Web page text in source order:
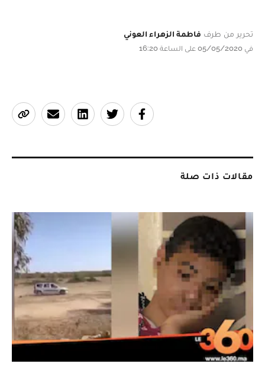
تحرير من طرف فاطمة الزهراء العوني
في 05/05/2020 على الساعة 16:20
مقالات ذات صلة